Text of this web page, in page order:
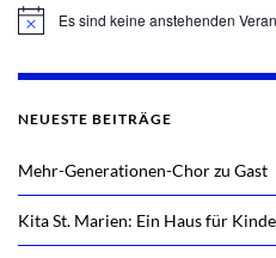
HinweisEs sind keine anstehenden
NEUESTE BEITRÄGE
Mehr-Generationen-Chor zu Gast
Kita St. Marien: Ein Haus für